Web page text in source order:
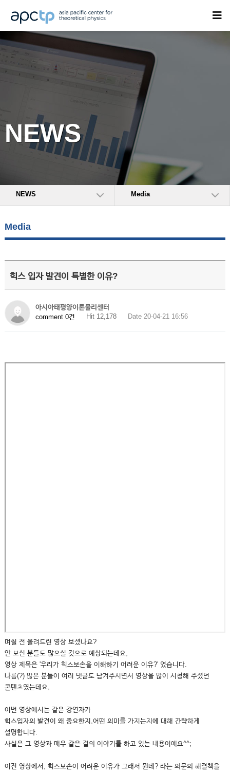
NEWS
NEWS Media
Media
힉스 입자 발견이 특별한 이유?
아시아태평양이론물리센터
comment 0건
Hit 12,178 Date 20-04-21 16:56
며칠 전 올려드린 영상 보셨나요?
안 보신 분들도 많으실 것으로 예상되는데요,
영상 제목은 '우리가 힉스보손을 이해하기 어려운 이유?' 였습니다.
나름(?) 많은 분들이 여러 댓글도 남겨주시면서 영상을 많이 시청해 주셨던
콘텐츠였는데요,
이번 영상에서는 같은 강연자가
힉스입자의 발견이 왜 중요한지,어떤 의미를 가지는지에 대해 간략하게
설명합니다.
사실은 그 영상과 매우 같은 결의 이야기를 하고 있는 내용이에요^^;
이전 영상에서, 힉스보손이 어려운 이유가 그래서 뭔데? 라는 의문의 해결책을